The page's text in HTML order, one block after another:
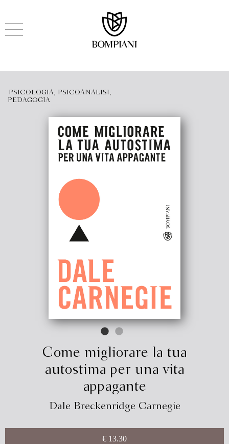
PSICOLOGIA, PSICOANALISI,
PEDAGOGIA
Come migliorare la tua
autostima per una vita
appagante
Dale Breckenridge Carnegie
€ 13.30